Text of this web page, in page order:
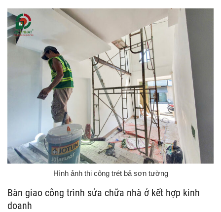
Hình ảnh thi công trét bả sơn tường
Bàn giao công trình sửa chữa nhà ở kết hợp kinh
doanh